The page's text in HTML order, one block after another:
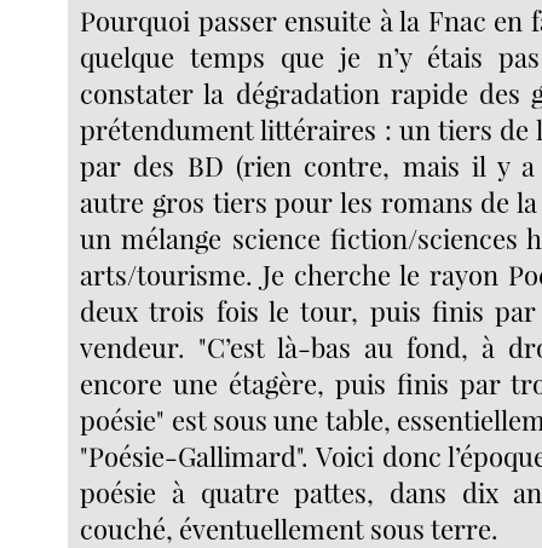
Pourquoi passer ensuite à la Fnac en
quelque temps que je n’y étais
constater la dégradation rapide des
prétendument littéraires : un tiers de
par des BD (rien contre, mais il y
autre gros tiers pour les romans de
un mélange science fiction/sciences
arts/tourisme. Je cherche le rayon
deux trois fois le tour, puis finis
vendeur. "C’est là-bas au fond, à
encore une étagère, puis finis par
poésie" est sous une table,
"Poésie-Gallimard". Voici donc
poésie à quatre pattes, dans dix
couché, éventuellement sous terre.